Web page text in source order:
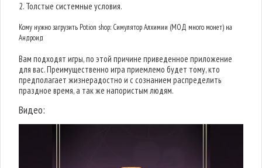
2. Толстые системные условия.
Кому нужно загрузить Potion shop: Симулятор Алхимии (МОД много монет) на
Андроид
Вам подходят игры, по этой причине приведенное приложение
для вас. Преимущественно игра приемлемо будет тому, кто
предполагает жизнерадостно и с сознанием распределить
праздное время, а так же напористым людям.
Видео: